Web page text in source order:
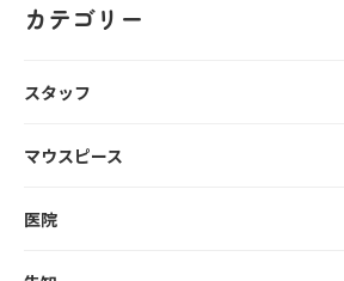
カテゴリー
スタッフ
マウスピース
医院